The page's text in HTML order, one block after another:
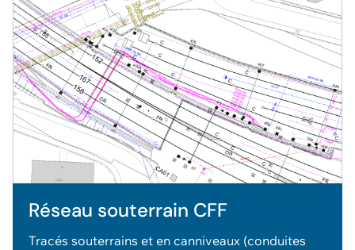
Réseau souterrain CFF
Tracés souterrains et en canniveaux (conduites